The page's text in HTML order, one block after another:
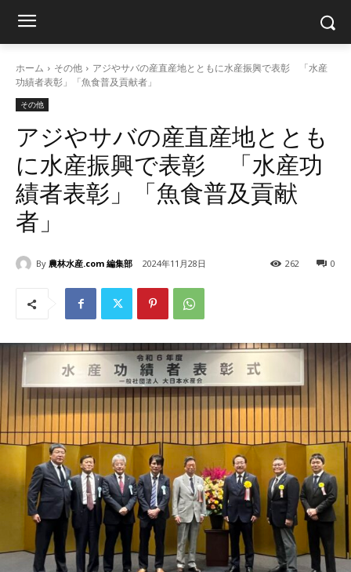
ホーム その他
アジやサバの産直産地とともに水産振興で表彰 「水産
功績者表彰」「魚食普及貢献者」
その他
アジやサバの産直産地ととも
に水産振興で表彰 「水産功
績者表彰」「魚食普及貢献
者」
By 農林水産.com 編集部 2024年11月28日 0
262